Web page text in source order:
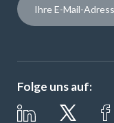
Folge uns auf: